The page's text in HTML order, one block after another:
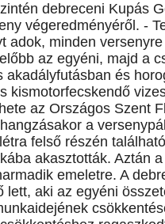
debreceni Kupás
végeredményéről. -
adok, minden
az egyéni, majd a
és
kismotorfecskendő
az Országos Szent
a
felső részén
akasztották. Aztán
emeletre. A
aki az egyéni